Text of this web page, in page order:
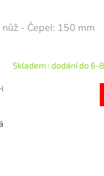
- Čepel: 150 mm
Skladem : dodání do 6-